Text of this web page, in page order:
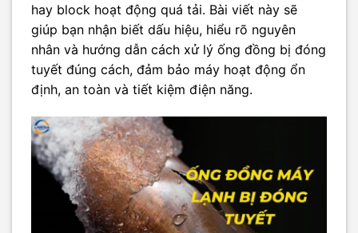
hay block hoạt động quá tải. Bài viết này sẽ
giúp bạn nhận biết dấu hiệu, hiểu rõ nguyên
nhân và hướng dẫn cách xử lý ống đồng bị đóng
tuyết đúng cách, đảm bảo máy hoạt động ổn
định, an toàn và tiết kiệm điện năng.